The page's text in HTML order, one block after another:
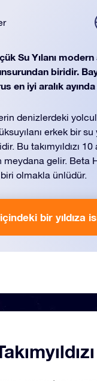
Su Yılanı
biridir.
en iyi aralık
denizlerdeki
erkek bir
Bu takımyıldızı
gelir. Beta
biri olmakla ünlüdür.
bir yıldıza